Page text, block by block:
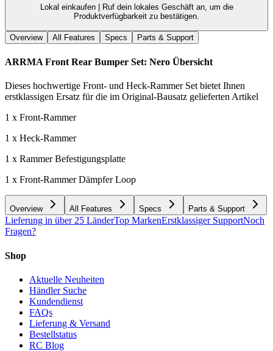
Lokal einkaufen |
Ruf dein lokales Geschäft an, um die
Produktverfügbarkeit zu bestätigen.
Overview All Features Specs Parts & Support
ARRMA Front Rear Bumper Set: Nero Übersicht
Dieses hochwertige Front- und Heck-Rammer Set bietet Ihnen
erstklassigen Ersatz für die im Original-Bausatz gelieferten Artikel
1 x Front-Rammer
1 x Heck-Rammer
1 x Rammer Befestigungsplatte
1 x Front-Rammer Dämpfer Loop
Overview All Features Specs Parts & Support
Lieferung in über 25 LänderTop MarkenErstklassiger SupportNoch
Fragen?
Shop
Aktuelle Neuheiten
Händler Suche
Kundendienst
FAQs
Lieferung & Versand
Bestellstatus
RC Blog